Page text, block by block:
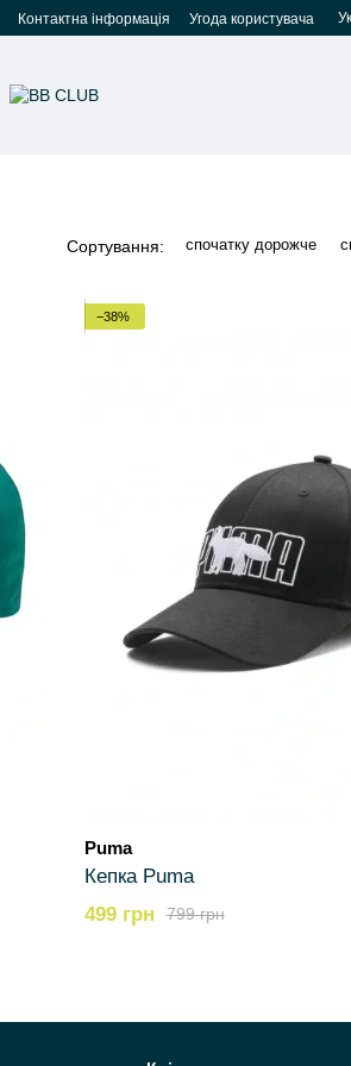
Контактна інформація Угода користувача
Сортування: спочатку дорожче
−38%
Puma
Кепка Puma
799 грн
499 грн